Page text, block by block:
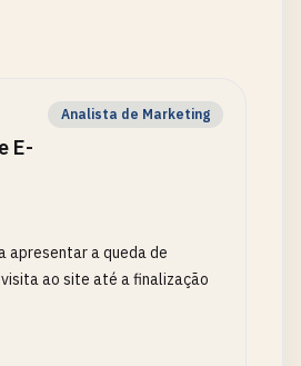
E-
Analista de Marketing
apresentar a queda de
ao site até a finalização